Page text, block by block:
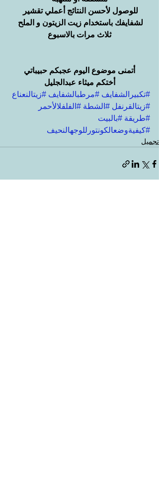
للوصول لأحسن النتائج أعملي تقشير
لشفايفك باستخدام زيت الزيتون و الملح
ثلاث مرات بالاسبوع
أتمنى موضوع اليوم عجبكم حبيباتي
أختكم ميثاء عبدالجليل
#تكبيرالشفايف #مرطبالشفايف #زيتالنعناع
#زيتالقرنفل #الشطة #الفلفلالأحمر
#طريقة #بالبيت
#كيفيةوضعالكونتورللوجهالنحيف
تجميل